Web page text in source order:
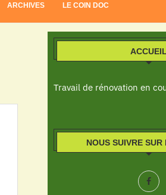
ARCHIVES LE COIN DOC
ACCUEIL
Travail de rénovation en
NOUS SUIVRE SUR